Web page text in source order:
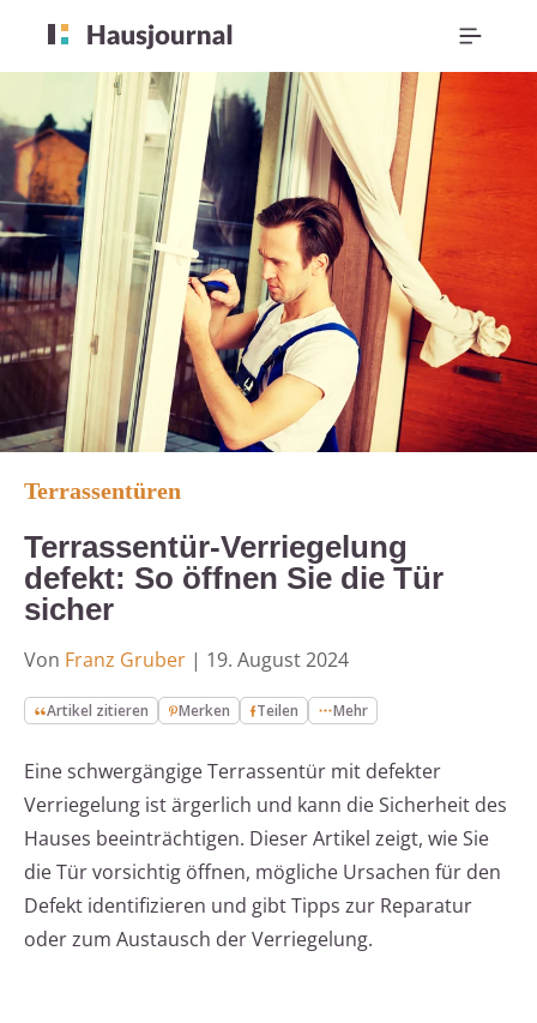
Terrassentüren
Terrassentür-Verriegelung
defekt: So öffnen Sie die Tür
sicher
Von Franz Gruber | 19. August 2024
Artikel zitieren Merken Teilen Mehr
Eine schwergängige Terrassentür mit defekter
Verriegelung ist ärgerlich und kann die Sicherheit des
Hauses beeinträchtigen. Dieser Artikel zeigt, wie Sie
die Tür vorsichtig öffnen, mögliche Ursachen für den
Defekt identifizieren und gibt Tipps zur Reparatur
oder zum Austausch der Verriegelung.